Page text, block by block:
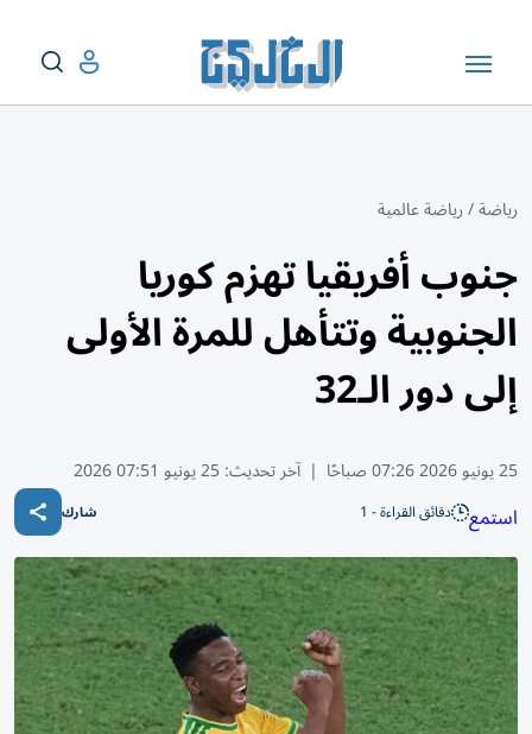
رياضة/رياضة عالمية
جنوب أفريقيا تهزم كوريا
الجنوبية وتتأهل للمرة الأولى
إلى دور الـ32
25 يونيو 2026 07:26 صباحًا | آخر تحديث:25 يونيو 07:51 2026
استمع دقائق القراءة - 1 شارك